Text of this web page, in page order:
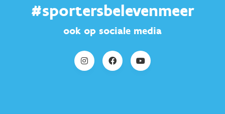
#sportersbelevenmeer
ook op sociale media